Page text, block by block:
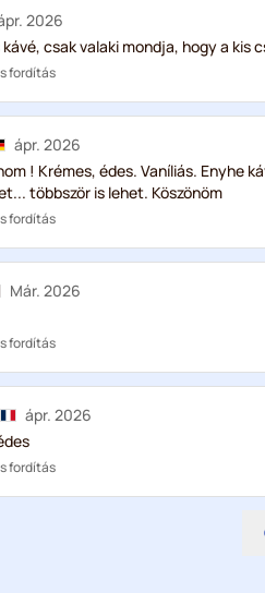
2026
kávé, csak valaki mondja, hogy a kis
fordítás
ápr. 2026
! Krémes, édes. Vaníliás. Enyhe
többször is lehet. Köszönöm
fordítás
Már. 2026
fordítás
ápr. 2026
fordítás